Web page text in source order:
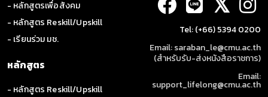
- หลักสูตรเพื่อสังคม
- หลักสูตร Reskill/Upskill
- เรียนร่วม มช.
หลักสูตร
- หลักสูตร Reskill/Upskill
Tel: (+66) 5394 0200
Email: saraban_le@cmu.ac.th
(สำหรับรับ-ส่งหนังสือราชการ)
Email:
support_lifelong@cmu.ac.th